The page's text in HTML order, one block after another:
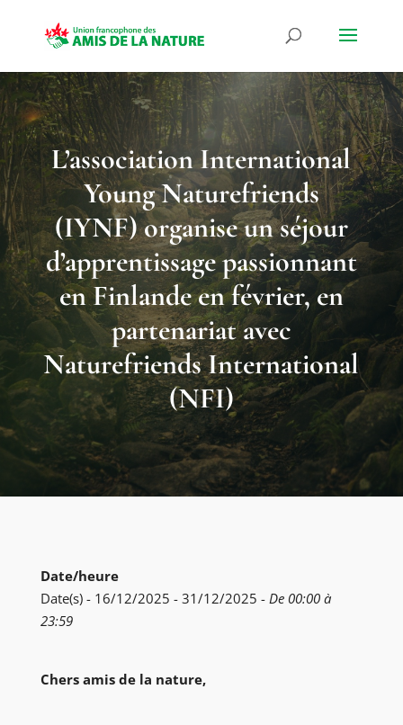
L’association International
Young Naturefriends
(IYNF) organise un séjour
d’apprentissage passionnant
en Finlande en février, en
partenariat avec
Naturefriends International
(NFI)
Date/heure
Date(s) - 16/12/2025 - 31/12/2025 - De 00:00 à
23:59
Chers amis de la nature,